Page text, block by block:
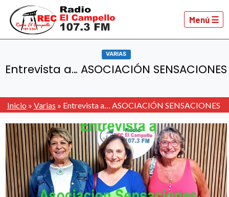
Menú ☰
VARIAS
Entrevista a… ASOCIACIÓN SENSACIONES
Inicio » Varias » Entrevista a… ASOCIACIÓN SENSACIONES